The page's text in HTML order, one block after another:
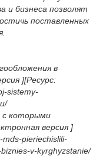
и бизнеса позволят
поставленных
в
][Ресурс:
sistemy-
с которыми
версия ]
mds-pieriechislili-
v-kyrghyzstanie/